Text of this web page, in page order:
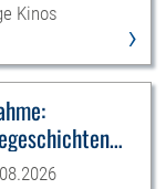
Kinos
›